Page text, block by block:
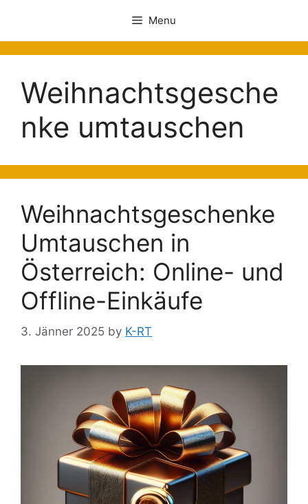
Menu
Weihnachtsgesche
nke umtauschen
Weihnachtsgeschenke
Umtauschen in
Österreich: Online- und
Offline-Einkäufe
3. Jänner 2025 by K-RT